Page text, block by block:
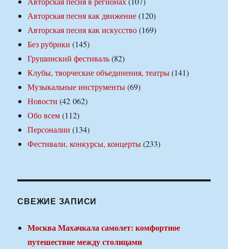
Авторская песня как движение(120)
Авторская песня как искусство(169)
Без рубрики (145)
Грушинский фестиваль(82)
Клубы, творческие объединения, театры(141)
Музыкальные инструменты(69)
Новости (42 062)
Обо всем(112)
Персоналии (134)
Фестивали, конкурсы, концерты(233)
СВЕЖИЕ ЗАПИСИ
Москва Махачкала самолет: комфортное
путешествие между столицами